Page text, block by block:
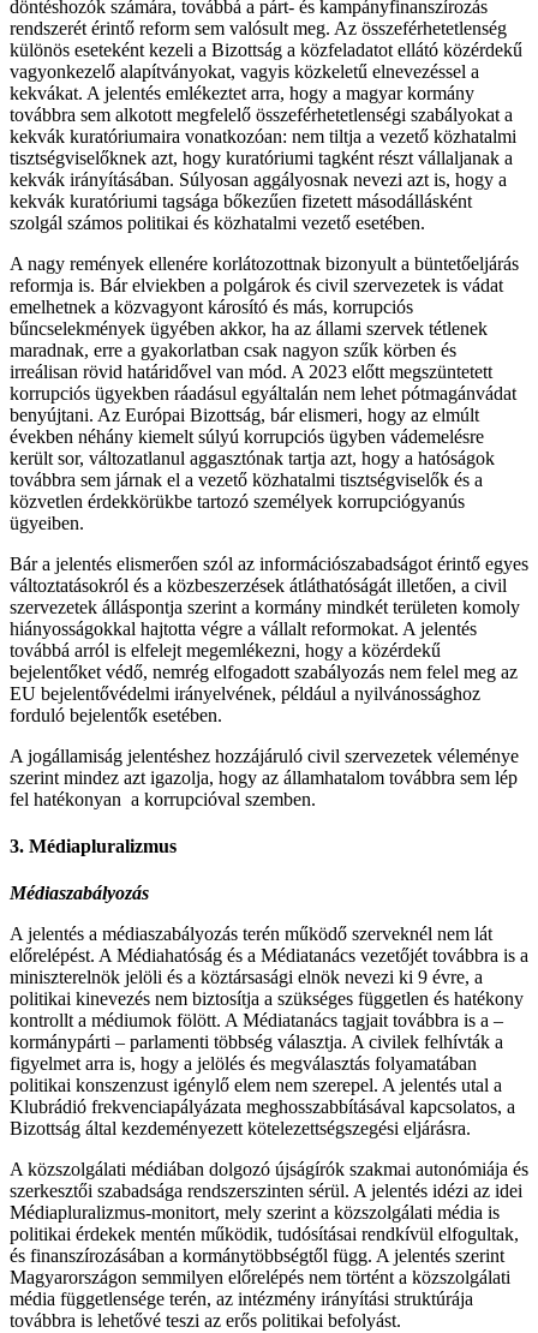
döntéshozók számára, továbbá a párt- és kampányfinanszírozás
rendszerét érintő reform sem valósult meg. Az összeférhetetlenség
különös eseteként kezeli a Bizottság a közfeladatot ellátó közérdekű
vagyonkezelő alapítványokat, vagyis közkeletű elnevezéssel a
kekvákat. A jelentés emlékeztet arra, hogy a magyar kormány
továbbra sem alkotott megfelelő összeférhetetlenségi szabályokat a
kekvák kuratóriumaira vonatkozóan: nem tiltja a vezető közhatalmi
tisztségviselőknek azt, hogy kuratóriumi tagként részt vállaljanak a
kekvák irányításában. Súlyosan aggályosnak nevezi azt is, hogy a
kekvák kuratóriumi tagsága bőkezűen fizetett másodállásként
szolgál számos politikai és közhatalmi vezető esetében.
A nagy remények ellenére korlátozottnak bizonyult a büntetőeljárás
reformja is. Bár elviekben a polgárok és civil szervezetek is vádat
emelhetnek a közvagyont károsító és más, korrupciós
bűncselekmények ügyében akkor, ha az állami szervek tétlenek
maradnak, erre a gyakorlatban csak nagyon szűk körben és
irreálisan rövid határidővel van mód. A 2023 előtt megszüntetett
korrupciós ügyekben ráadásul egyáltalán nem lehet pótmagánvádat
benyújtani. Az Európai Bizottság, bár elismeri, hogy az elmúlt
években néhány kiemelt súlyú korrupciós ügyben vádemelésre
került sor, változatlanul aggasztónak tartja azt, hogy a hatóságok
továbbra sem járnak el a vezető közhatalmi tisztségviselők és a
közvetlen érdekkörükbe tartozó személyek korrupciógyanús
ügyeiben.
Bár a jelentés elismerően szól az információszabadságot érintő egyes
változtatásokról és a közbeszerzések átláthatóságát illetően, a civil
szervezetek álláspontja szerint a kormány mindkét területen komoly
hiányosságokkal hajtotta végre a vállalt reformokat. A jelentés
továbbá arról is elfelejt megemlékezni, hogy a közérdekű
bejelentőket védő, nemrég elfogadott szabályozás nem felel meg az
EU bejelentővédelmi irányelvének, például a nyilvánossághoz
forduló bejelentők esetében.
A jogállamiság jelentéshez hozzájáruló civil szervezetek véleménye
szerint mindez azt igazolja, hogy az államhatalom továbbra sem lép
fel hatékonyan a korrupcióval szemben.
3. Médiapluralizmus
Médiaszabályozás
A jelentés a médiaszabályozás terén működő szerveknél nem lát
előrelépést. A Médiahatóság és a Médiatanács vezetőjét továbbra is a
miniszterelnök jelöli és a köztársasági elnök nevezi ki 9 évre, a
politikai kinevezés nem biztosítja a szükséges független és hatékony
kontrollt a médiumok fölött. A Médiatanács tagjait továbbra is a –
kormánypárti – parlamenti többség választja. A civilek felhívták a
figyelmet arra is, hogy a jelölés és megválasztás folyamatában
politikai konszenzust igénylő elem nem szerepel. A jelentés utal a
Klubrádió frekvenciapályázata meghosszabbításával kapcsolatos, a
Bizottság által kezdeményezett kötelezettségszegési eljárásra.
A közszolgálati médiában dolgozó újságírók szakmai autonómiája és
szerkesztői szabadsága rendszerszinten sérül. A jelentés idézi az idei
Médiapluralizmus-monitort, mely szerint a közszolgálati média is
politikai érdekek mentén működik, tudósításai rendkívül elfogultak,
és finanszírozásában a kormánytöbbségtől függ. A jelentés szerint
Magyarországon semmilyen előrelépés nem történt a közszolgálati
média függetlensége terén, az intézmény irányítási struktúrája
továbbra is lehetővé teszi az erős politikai befolyást.